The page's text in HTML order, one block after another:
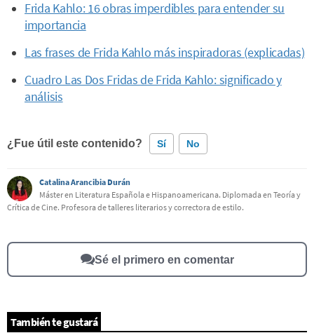
Frida Kahlo: 16 obras imperdibles para entender su
importancia
Las frases de Frida Kahlo más inspiradoras (explicadas)
Cuadro Las Dos Fridas de Frida Kahlo: significado y
análisis
¿Fue útil este contenido? Sí No
Este contenido contiene información incorrecta
Otro
Catalina Arancibia Durán
Máster en Literatura Española e Hispanoamericana. Diplomada en Teoría y
Crítica de Cine. Profesora de talleres literarios y correctora de estilo.
Sé el primero en comentar
También te gustará